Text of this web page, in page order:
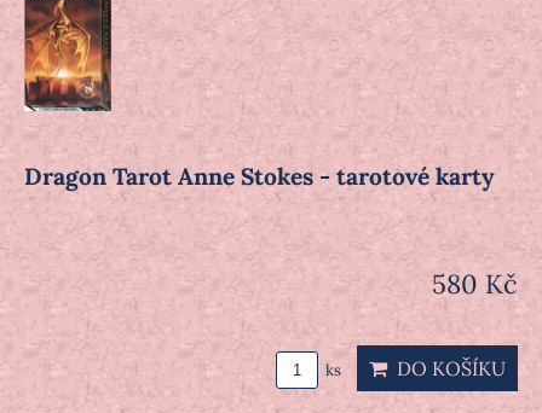
Dragon Tarot Anne Stokes - tarotové karty
580 Kč
ks DO KOŠÍKU